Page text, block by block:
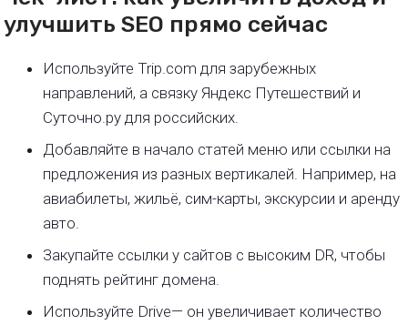
улучшить SEO прямо сейчас
Используйте Trip.com для зарубежных
направлений, а связку Яндекс Путешествий и
Суточно.ру для российских.
Добавляйте в начало статей меню или ссылки на
предложения из разных вертикалей. Например, на
авиабилеты, жильё, сим-карты, экскурсии и аренду
авто.
Закупайте ссылки у сайтов с высоким DR, чтобы
поднять рейтинг домена.
Используйте Drive— он увеличивает количество